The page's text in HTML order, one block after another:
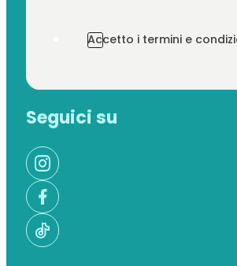
Accetto i termini e
Seguici su